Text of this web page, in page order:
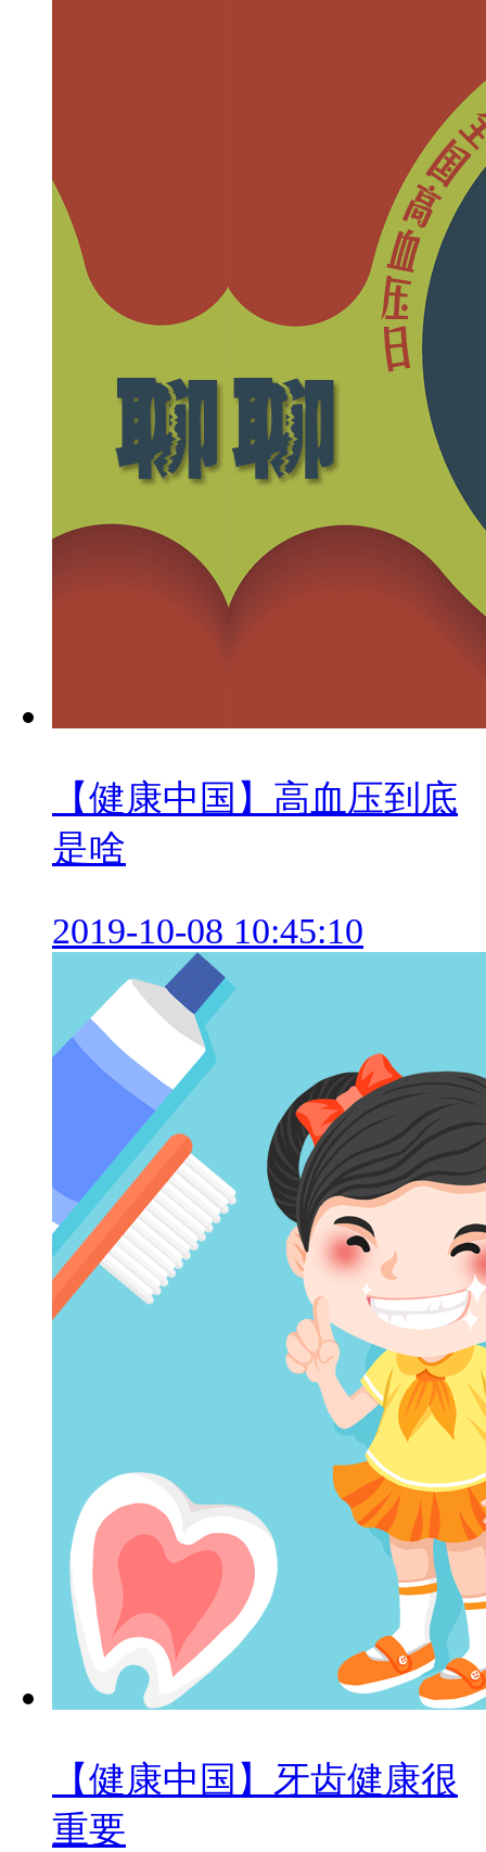
【健康中国】高血压到底
是啥
2019-10-08 10:45:10
【健康中国】牙齿健康很
重要